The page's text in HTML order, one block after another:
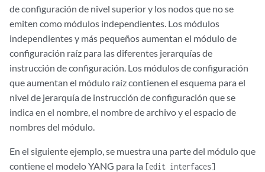
de configuración de nivel superior y los nodos que no se
emiten como módulos independientes. Los módulos
independientes y más pequeños aumentan el módulo de
configuración raíz para las diferentes jerarquías de
instrucción de configuración. Los módulos de configuración
que aumentan el módulo raíz contienen el esquema para el
nivel de jerarquía de instrucción de configuración que se
indica en el nombre, el nombre de archivo y el espacio de
nombres del módulo.
En el siguiente ejemplo, se muestra una parte del módulo que
contiene el modelo YANG para la [edit interfaces]